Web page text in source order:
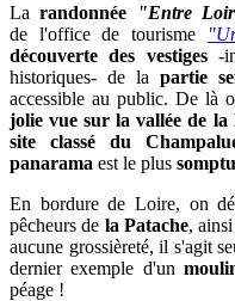
Larandonnée "Entre
de l'office de tourisme
découverte des vestiges-
historiques- de la partie
accessible au public. De là
jolie vue sur la vallée de la
site classé du
panarama est le plus
En bordure de Loire, on
pêcheurs de la Patache,
aucune grossièreté, il s'agit
dernier exemple d'un
péage !